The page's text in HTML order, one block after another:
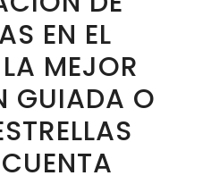
EN EL
MEJOR
GUIADA O